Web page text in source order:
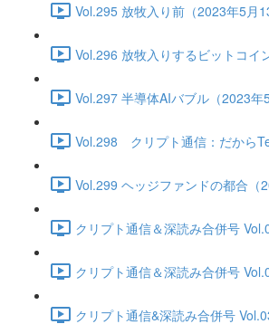
Vol.295 放牧入り前（2023年5月
Vol.296 放牧入りするビットコ
Vol.297 半導体AIバブル（2023
Vol.298 クリプト通信：だから
Vol.299 ヘッジファンドの都合（
クリプト通信＆深読み合併号
クリプト通信＆深読み合併号
クリプト通信&深読み合併号